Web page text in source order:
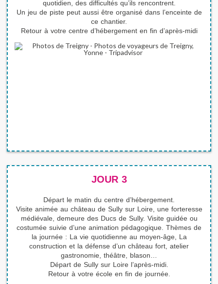
quotidien, des difficultés qu’ils rencontrent.
Un jeu de piste peut aussi être organisé dans l’enceinte de
ce chantier.
Retour à votre centre d’hébergement en fin d’après-midi
JOUR 3
Départ le matin du centre d’hébergement.
Visite animée au château de Sully sur Loire, une forteresse
médiévale, demeure des Ducs de Sully. Visite guidée ou
costumée suivie d’une animation pédagogique. Thèmes de
la journée : La vie quotidienne au moyen-âge, La
construction et la défense d’un château fort, atelier
gastronomie, théâtre, blason…
Départ de Sully sur Loire l’après-midi.
Retour à votre école en fin de journée.
COORDONNÉES
Nom *
Prénom *
Adresse
Code postal